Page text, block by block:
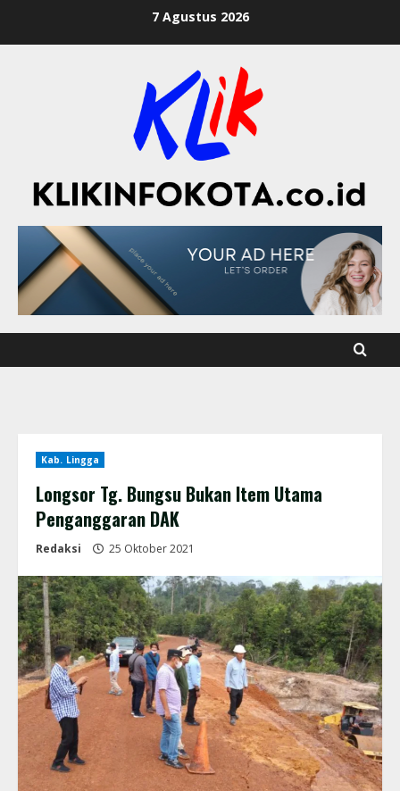
7 Agustus 2026
Kab. Lingga
Longsor Tg. Bungsu Bukan Item Utama
Penganggaran DAK
Redaksi 25 Oktober 2021